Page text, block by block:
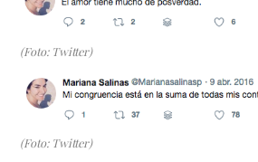
(Foto: Twitter)
(Foto: Twitter)